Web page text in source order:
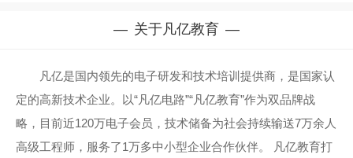
关于凡亿教育
凡亿是国内领先的电子研发和技术培训提供商，是国家认
定的高新技术企业。以“凡亿电路”“凡亿教育”作为双品牌战
略，目前近120万电子会员，技术储备为社会持续输送7万余人
高级工程师，服务了1万多中小型企业合作伙伴。 凡亿教育打